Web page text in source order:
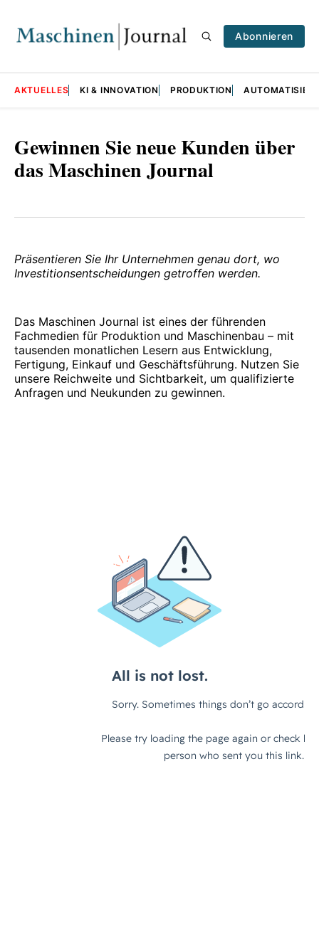
Abonnieren
AKTUELLES KI & INNOVATION PRODUKTION
Gewinnen Sie neue Kunden über
das Maschinen Journal
Präsentieren Sie Ihr Unternehmen genau dort, wo
Investitionsentscheidungen getroffen werden.
Das Maschinen Journal ist eines der führenden
Fachmedien für Produktion und Maschinenbau – mit
tausenden monatlichen Lesern aus Entwicklung,
Fertigung, Einkauf und Geschäftsführung. Nutzen Sie
unsere Reichweite und Sichtbarkeit, um qualifizierte
Anfragen und Neukunden zu gewinnen.